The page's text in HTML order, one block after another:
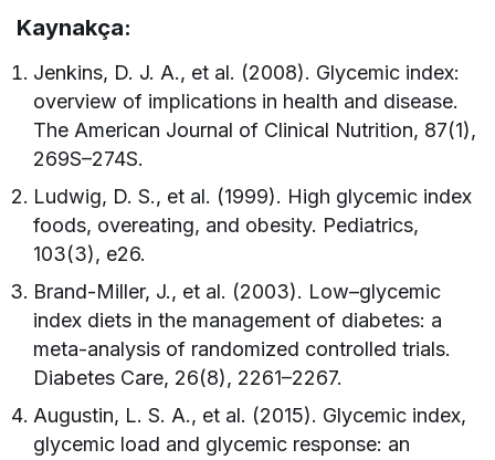
Kaynakça:
Jenkins, D. J. A., et al. (2008). Glycemic index:
overview of implications in health and disease.
The American Journal of Clinical Nutrition, 87(1),
269S–274S.
Ludwig, D. S., et al. (1999). High glycemic index
foods, overeating, and obesity. Pediatrics,
103(3), e26.
Brand-Miller, J., et al. (2003). Low–glycemic
index diets in the management of diabetes: a
meta-analysis of randomized controlled trials.
Diabetes Care, 26(8), 2261–2267.
Augustin, L. S. A., et al. (2015). Glycemic index,
glycemic load and glycemic response: an